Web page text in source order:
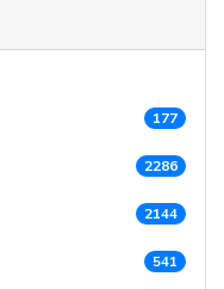
177
2286
2144
541